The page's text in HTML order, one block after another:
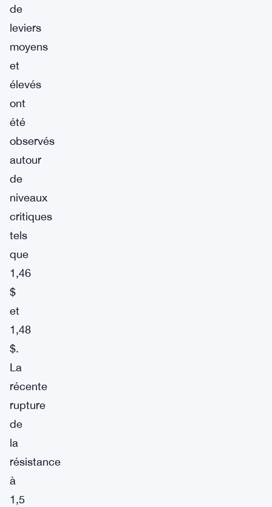
de
leviers
moyens
et
élevés
ont
été
observés
autour
de
niveaux
critiques
tels
que
1,46
$
et
1,48
$.
La
récente
rupture
de
la
résistance
à
1,5